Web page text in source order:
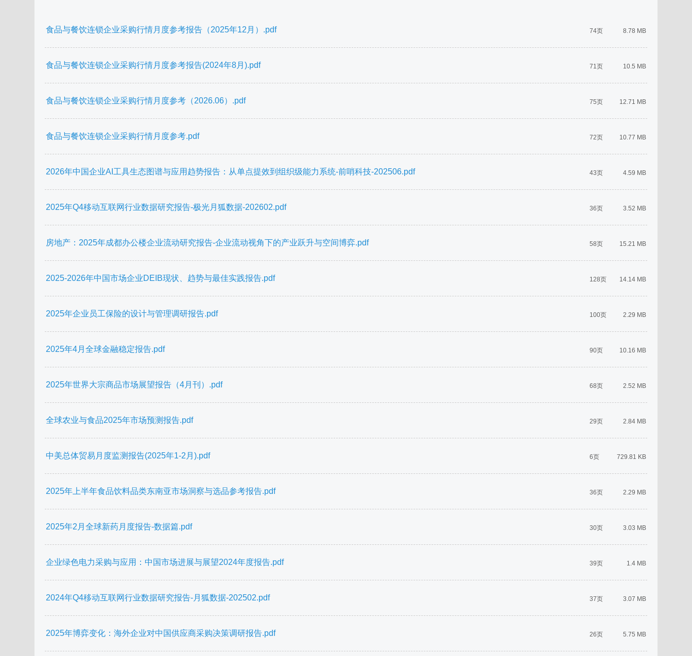
8.78 MB
74页
食品与餐饮连锁企业采购行情月度参考报告（2025年12月）.pdf
10.5 MB
71页
食品与餐饮连锁企业采购行情月度参考报告(2024年8月).pdf
12.71 MB
75页
食品与餐饮连锁企业采购行情月度参考（2026.06）.pdf
10.77 MB
72页
食品与餐饮连锁企业采购行情月度参考.pdf
4.59 MB
43页
2026年中国企业AI工具生态图谱与应用趋势报告：从单点提效到组织级能力系统-前哨科技-202506.pdf
3.52 MB
36页
2025年Q4移动互联网行业数据研究报告-极光月狐数据-202602.pdf
15.21 MB
58页
房地产：2025年成都办公楼企业流动研究报告-企业流动视角下的产业跃升与空间博弈.pdf
14.14 MB
128页
2025-2026年中国市场企业DEIB现状、趋势与最佳实践报告.pdf
2.29 MB
100页
2025年企业员工保险的设计与管理调研报告.pdf
10.16 MB
90页
2025年4月全球金融稳定报告.pdf
2.52 MB
68页
2025年世界大宗商品市场展望报告（4月刊）.pdf
2.84 MB
29页
全球农业与食品2025年市场预测报告.pdf
729.81 KB
6页
中美总体贸易月度监测报告(2025年1-2月).pdf
2.29 MB
36页
2025年上半年食品饮料品类东南亚市场洞察与选品参考报告.pdf
3.03 MB
30页
2025年2月全球新药月度报告-数据篇.pdf
1.4 MB
39页
企业绿色电力采购与应用：中国市场进展与展望2024年度报告.pdf
3.07 MB
37页
2024年Q4移动互联网行业数据研究报告-月狐数据-202502.pdf
5.75 MB
26页
2025年博弈变化：海外企业对中国供应商采购决策调研报告.pdf